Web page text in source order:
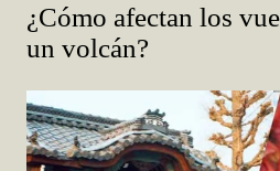
¿Cómo afectan los
un volcán?